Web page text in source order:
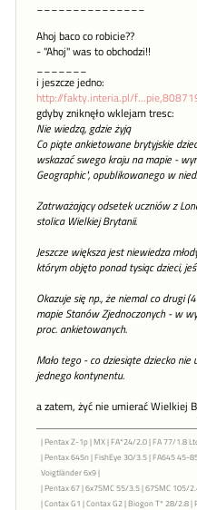
Ahoj baco co robicie??
- "Ahoj" was to obchodzi!!
i jeszcze jedno:
http://fakty.interia.pl/
gdyby zniknęło wklejam tresc:
Nie wiedzą, gdzie żyją
Co piąte ankietowane brytyjskie
wskazać swego kraju na mapie -
Geographic", opublikowanego w
Zatrważający odsetek uczniów z
stolica Wielkiej Brytanii.
Jeszcze większa jest niewiedza
którym objęto ponad tysiąc dzieci,
Okazuje się np., że niemal co drugi
mapie Stanów Zjednoczonych - w
proc. ankietowanych.
Mało tego - co dziesiąte dziecko
jednego kontynentu.
a zatem, żyć nie umierać Wielkiej
| Pentax Z-1p | MX | FA*24/2.0 | FA 77/1.8
| Pentax 645n | FishEye 30/3.5 | FA645
Voigtländer 6x9 |
| Pentax 67 | 6x7SMC 55/3.5 | 67SMC 105/
| Contax G1 | Contax G2 | Biogon T* 28/2.8 |